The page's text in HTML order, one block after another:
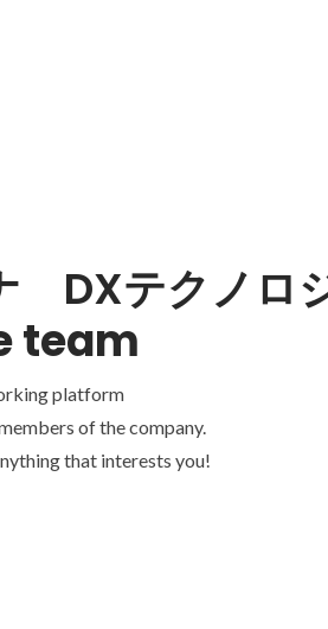
DXテクノロ
team
platform
of the company.
that interests you!